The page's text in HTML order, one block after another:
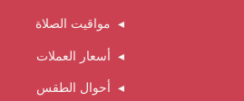
مواقيت الصلاة
أسعار العملات
أحوال الطقس